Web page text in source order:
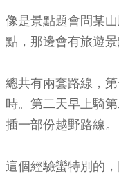
像是景點題會問某
點，那邊會有旅遊
總共有兩套路線，
時。第二天早上騎
插一部份越野路線。
這個經驗蠻特別的